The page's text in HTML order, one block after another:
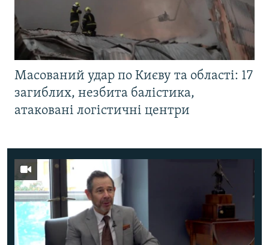
Масований удар по Києву та області: 17
загиблих, незбита балістика,
атаковані логістичні центри